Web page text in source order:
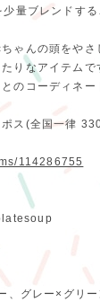
量ブレンドす
ゃんの頭をやさ
りなアイテムで
のコーディネー
ス(全国一律
114286755
グレー×グリー